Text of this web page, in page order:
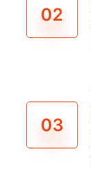
02
03